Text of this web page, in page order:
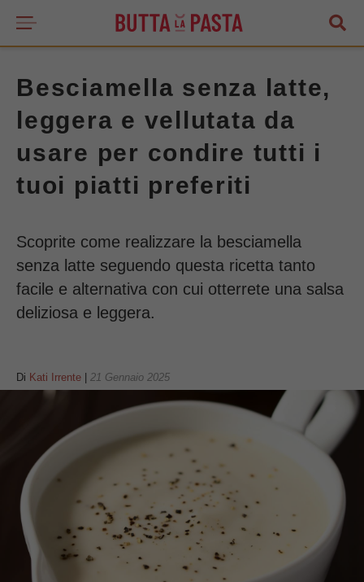
Besciamella senza latte,
leggera e vellutata da
usare per condire tutti i
tuoi piatti preferiti
Scoprite come realizzare la besciamella
senza latte seguendo questa ricetta tanto
facile e alternativa con cui otterrete una salsa
deliziosa e leggera.
Di Kati Irrente 21 Gennaio 2025